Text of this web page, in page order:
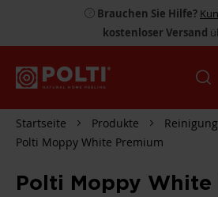
Brauchen Sie Hilfe?
kostenloser Versand
Startseite Produkte
Reinigung
Polti Moppy White Premium
Polti Moppy White